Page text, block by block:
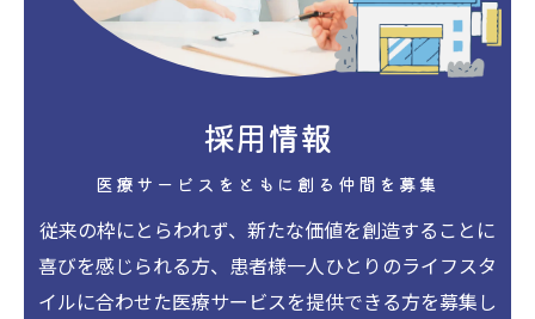
採用情報
医療サービスをともに創る仲間を募集
従来の枠にとらわれず、新たな価値を創造することに
喜びを感じられる方、患者様一人ひとりのライフスタ
イルに合わせた医療サービスを提供できる方を募集し